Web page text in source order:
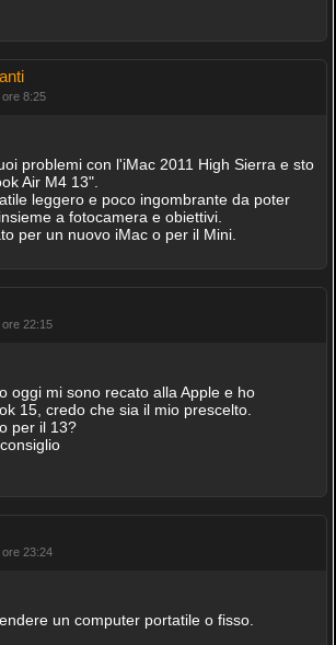
8:25
problemi con l'iMac 2011 High Sierra e sto
Air M4 13".
leggero e poco ingombrante da poter
a fotocamera e obiettivi.
per un nuovo iMac o per il Mini.
22:15
oggi mi sono recato alla Apple e ho
15, credo che sia il mio prescelto.
per il 13?
23:24
un computer portatile o fisso.